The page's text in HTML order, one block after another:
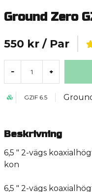
Ground Zero
550 kr / Par
- +
GZIF 6.5
Beskrivning
6,5 ″ 2-vägs
kon
6,5 ″ 2-vägs